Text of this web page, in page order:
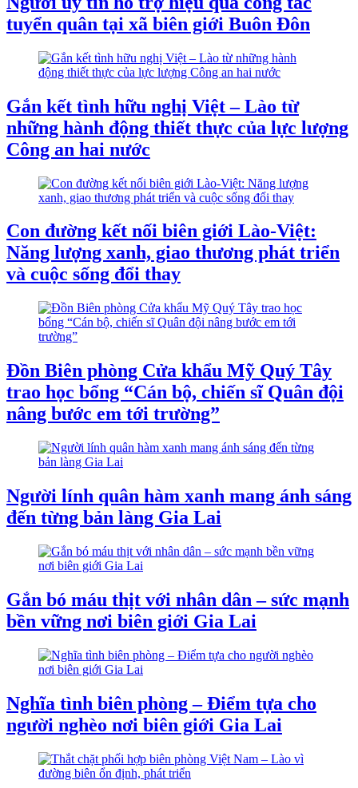
tuyển quân tại xã biên giới Buôn Đôn
Gắn kết tình hữu nghị Việt – Lào từ
những hành động thiết thực của lực lượng
Công an hai nước
Con đường kết nối biên giới Lào-Việt:
Năng lượng xanh, giao thương phát triển
và cuộc sống đổi thay
Đồn Biên phòng Cửa khẩu Mỹ Quý Tây
trao học bổng “Cán bộ, chiến sĩ Quân đội
nâng bước em tới trường”
Người lính quân hàm xanh mang ánh sáng
đến từng bản làng Gia Lai
Gắn bó máu thịt với nhân dân – sức mạnh
bền vững nơi biên giới Gia Lai
Nghĩa tình biên phòng – Điểm tựa cho
người nghèo nơi biên giới Gia Lai